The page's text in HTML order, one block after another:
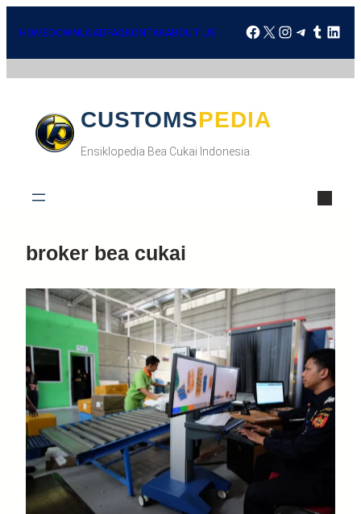
HOMEDOWNLOADFAQKONTAKABOUT US Facebook
X
CUSTOMSPEDIA
Ensiklopedia Bea Cukai Indonesia.
broker bea cukai